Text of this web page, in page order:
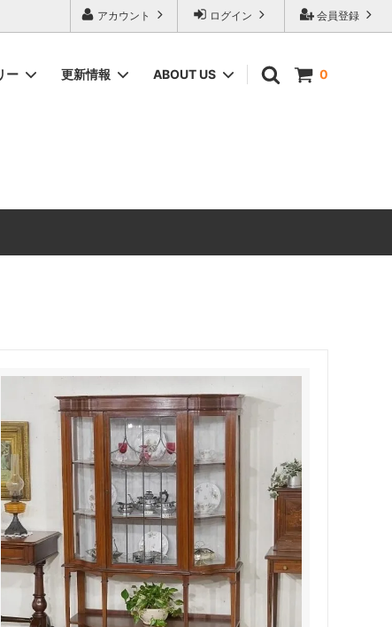
会員登録
ログイン
アカウント
0
ー 更新情報 ABOUT US
家具